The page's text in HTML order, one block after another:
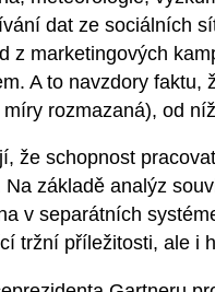
dat ze sociálních
z marketingových
A to navzdory faktu,
rozmazaná), od
že schopnost
základě analýz
v separátních
tržní příležitosti, ale i